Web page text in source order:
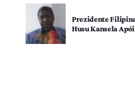
Prezidente
Husu Kansela